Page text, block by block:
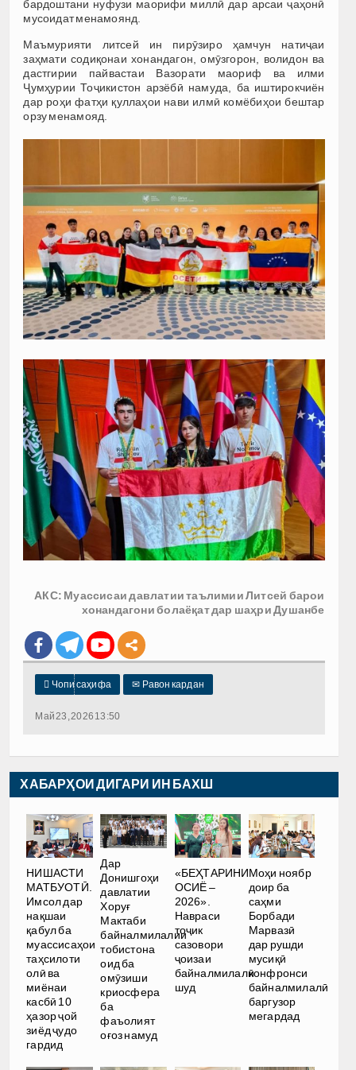
бардоштани нуфузи маорифи миллӣ дар арсаи ҷаҳонӣ
мусоидат менамоянд.
Маъмурияти литсей ин пирӯзиро ҳамчун натиҷаи
заҳмати содиқонаи хонандагон, омӯзгорон, волидон ва
дастгирии пайвастаи Вазорати маориф ва илми
Ҷумҳурии Тоҷикистон арзёбӣ намуда, ба иштирокчиён
дар роҳи фатҳи қуллаҳои нави илмӣ комёбиҳои бештар
орзу менамояд.
АКС: Муассисаи давлатии таълимии Литсей барои
хонандагони болаёқат дар шаҳри Душанбе
 Чопи саҳифа ✉ Равон кардан
Май 23, 2026 13:50
ХАБАРҲОИ ДИГАРИ ИН БАХШ
НИШАСТИ
МАТБУОТӢ.
Имсол дар
нақшаи
қабул ба
муассисаҳои
таҳсилоти
олӣ ва
миёнаи
касбӣ 10
ҳазор ҷой
зиёд ҷудо
гардид
Дар
Донишгоҳи
давлатии
Хоруғ
Мактаби
байналмилалии
тобистона
оид ба
омӯзиши
криосфера
ба
фаъолият
оғоз намуд
«БЕҲТАРИНИ
ОСИЁ –
2026».
Навраси
тоҷик
сазовори
ҷоизаи
байналмилалӣ
шуд
Моҳи ноябр
доир ба
саҳми
Борбади
Марвазӣ
дар рушди
мусиқӣ
конфронси
байналмилалӣ
баргузор
мегардад